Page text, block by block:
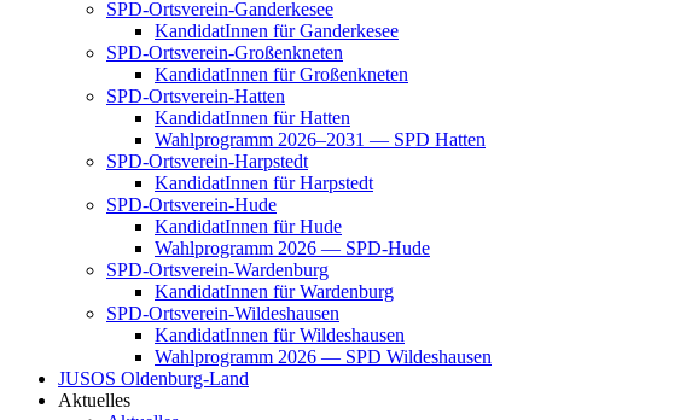
SPD-Orts­­ver­­ein-Gan­­der­ke­­see
Kan­di­da­tIn­nen für Gan­der­ke­see
SPD-Orts­­ver­­ein-Gro­ß­en­k­ne­­ten
Kan­di­da­tIn­nen für Groß­enkne­ten
SPD-Orts­­ver­­ein-Hat­­ten
Kan­di­da­tIn­nen für Hat­ten
Wahl­pro­gramm 2026–2031 — SPD Hat­ten
SPD-Orts­­ver­­ein-Har­p­s­tedt
Kan­di­da­tIn­nen für Harp­s­tedt
SPD-Orts­­ver­­ein-Hude
Kan­di­da­tIn­nen für Hude
Wahl­pro­gramm 2026 — SPD-Hude
SPD-Orts­­ver­­ein-War­­den­­burg
Kan­di­da­tIn­nen für War­den­burg
SPD-Orts­­ver­­ein-Wil­­des­hau­­sen
Kan­di­da­tIn­nen für Wil­des­hau­sen
Wahl­pro­gramm 2026 — SPD Wil­des­hau­sen
JUSOS Olden­­burg-Land
Aktu­el­les